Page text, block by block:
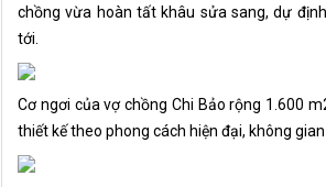
chồng vừa hoàn tất khâu sửa sang, dự
tới.
Cơ ngơi của vợ chồng Chi Bảo rộng 1.600
thiết kế theo phong cách hiện đại, không